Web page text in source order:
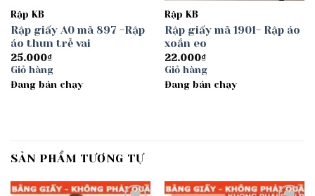
Rập KB
Rập giấy A0 mã 897 -Rập
áo thun trễ vai
25.000₫
Giỏ hàng
Đang bán chạy
Rập KB
Rập giấy mã 1901- Rập áo
xoắn eo
22.000₫
Giỏ hàng
Đang bán chạy
SẢN PHẨM TƯƠNG TỰ